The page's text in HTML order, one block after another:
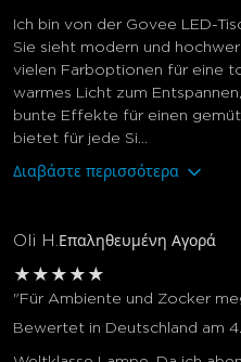
Ich bin von der Govee LED-
Sie sieht modern und
vielen Farboptionen für eine
warmes Licht zum
bunte Effekte für einen
bietet für jede Si...
Διαβάστε περισσότερα
Oli H. Επαληθευμένη Αγορά
★ ★ ★ ★ ★
"Für Ambiente und Zocker
Bewertet in Deutschland am